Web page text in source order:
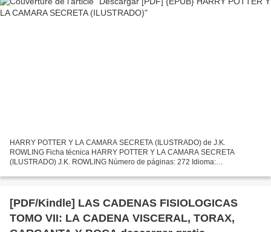
HARRY POTTER Y LA CAMARA SECRETA (ILUSTRADO) de J.K.
ROWLING Ficha técnica HARRY POTTER Y LA CAMARA SECRETA
(ILUSTRADO) J.K. ROWLING Número de páginas: 272 Idioma:
Editorial: S.A.) SALAMANDRA...
[PDF/Kindle] LAS CADENAS FISIOLOGICAS
TOMO VII: LA CADENA VISCERAL, TORAX,